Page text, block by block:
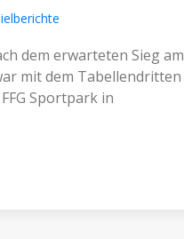
dem erwarteten Sieg am
mit dem Tabellendritten
Sportpark in